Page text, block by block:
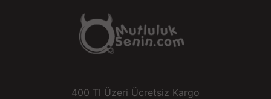
400 Tl Üzeri Ücretsiz Kargo